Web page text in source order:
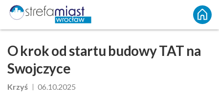
O krok od startu budowy TAT na
Swojczyce
Krzyś 06.10.2025